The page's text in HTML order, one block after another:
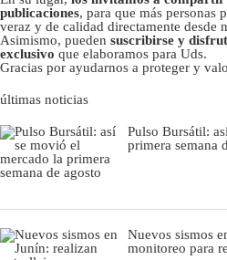
publicaciones, para que más personas
veraz y de calidad directamente desde
Asimismo, pueden suscribirse y
exclusivo que elaboramos para Uds.
Gracias por ayudarnos a proteger y
últimas noticias
Pulso Bursátil:
primera semana
Nuevos sismos
monitoreo para